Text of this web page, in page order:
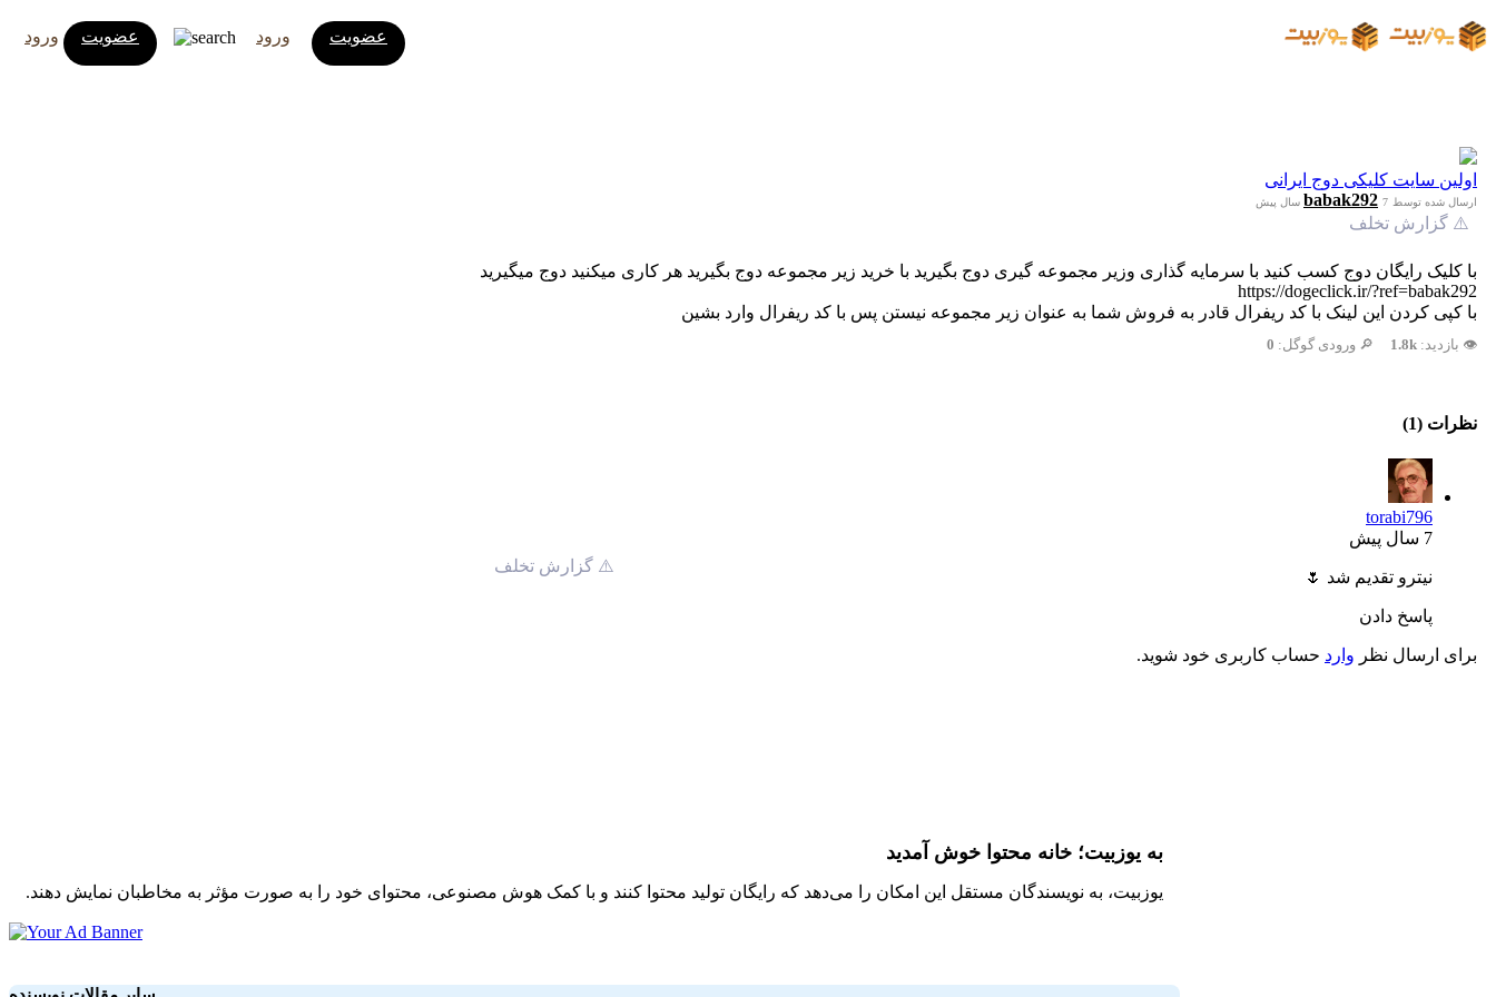
ورود عضویت ورود عضویت
اولین سایت کلیکی دوج ایرانی
ارسال شده توسط babak292 7 سال پیش
⚠️ گزارش تخلف
با کلیک رایگان دوج کسب کنید با سرمایه گذاری وزیر مجموعه گیری دوج بگیرید با خرید زیر مجموعه دوج بگیرید هر کاری میکنید دوج میگیرید
https://dogeclick.ir/?ref=babak292
با کپی کردن این لینک با کد ریفرال قادر به فروش شما به عنوان زیر مجموعه نیستن پس با کد ریفرال وارد بشین
👁️ بازدید: 1.8k 🔎 ورودی گوگل: 0
نظرات (1)
torabi796
7 سال پیش
⚠️ گزارش تخلف
نیترو تقدیم شد 🌷
پاسخ دادن
برای ارسال نظر وارد حساب کاربری خود شوید.
به یوزبیت؛ خانه محتوا خوش آمدید
یوزبیت، به نویسندگان مستقل این امکان را می‌دهد که رایگان تولید محتوا کنند و با کمک هوش مصنوعی، محتوای خود را به صورت مؤثر به مخاطبان نمایش دهند.